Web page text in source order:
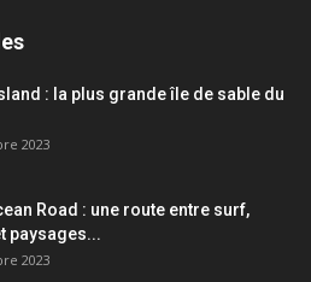
: la plus grande île de sable du
2023
Road : une route entre surf,
paysages...
2023